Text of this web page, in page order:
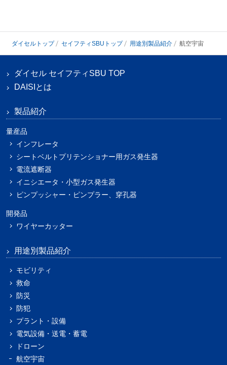
ダイセルトップ セイフティSBUトップ 用途別製品紹介 航空宇宙
ダイセル セイフティSBU TOP
DAISIとは
製品紹介
量産品
インフレータ
シートベルトプリテンショナー用ガス発生器
電流遮断器
イニシエータ・小型ガス発生器
ピンプッシャー・ピンプラー、穿孔器
開発品
ワイヤーカッター
用途別製品紹介
モビリティ
救命
防災
防犯
プラント・設備
電気設備・送電・蓄電
ドローン
航空宇宙